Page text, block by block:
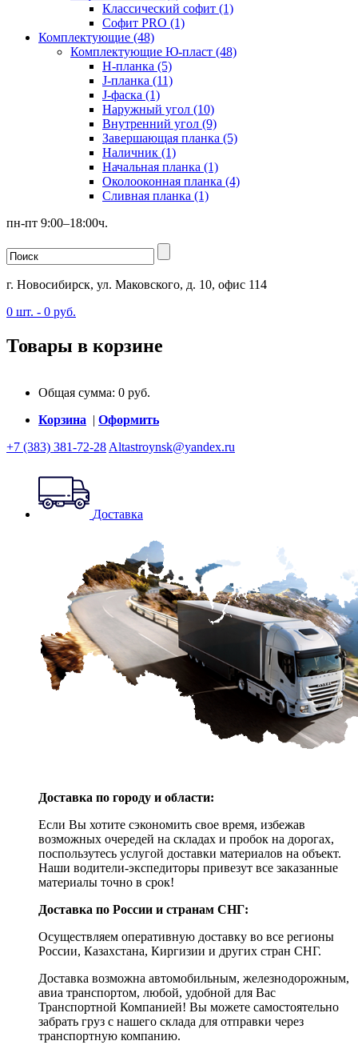
Классический софит (1)
Софит PRO (1)
Комплектующие (48)
Комплектующие Ю-пласт (48)
H-планка (5)
J-планка (11)
J-фаска (1)
Наружный угол (10)
Внутренний угол (9)
Завершающая планка (5)
Наличник (1)
Начальная планка (1)
Околооконная планка (4)
Сливная планка (1)
пн-пт 9:00–18:00ч.
г. Новосибирск, ул. Маковского, д. 10, офис 114
0 шт. - 0 руб.
Товары в корзине
Общая сумма: 0 руб.
Корзина | Оформить
+7 (383) 381-72-28 Altastroynsk@yandex.ru
Доставка
Доставка по городу и области:
Если Вы хотите сэкономить свое время, избежав
возможных очередей на складах и пробок на дорогах,
поспользутесь услугой доставки материалов на объект.
Наши водители-экспедиторы привезут все заказанные
материалы точно в срок!
Доставка по России и странам СНГ:
Осуществляем оперативную доставку во все регионы
России, Казахстана, Киргизии и других стран СНГ.
Доставка возможна автомобильным, железнодорожным,
авиа транспортом, любой, удобной для Вас
Транспортной Компанией! Вы можете самостоятельно
забрать груз с нашего склада для отправки через
транспортную компанию.